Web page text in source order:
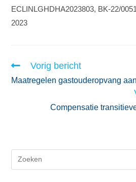
ECLINLGHDHA2023803, BK-22/
2023
Vorig bericht
Maatregelen gastouderopvang
Compensatie